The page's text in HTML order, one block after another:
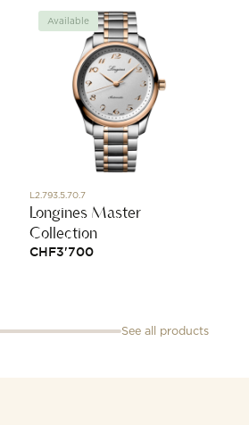
Available
L2.793.5.70.7
Longines Master
Collection
CHF3'700
See all products